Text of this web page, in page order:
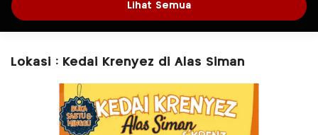
Lihat Semua
Lokasi : Kedai Krenyez di Alas Siman